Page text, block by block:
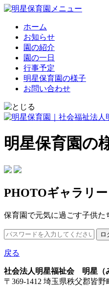
ホーム
お知らせ
園の紹介
園の一日
行事予定
明星保育園の様子
お問い合わせ
明星保育園の
PHOTOギャラリー
保育園で元気に過ごす子供た
戻る
社会法人明星福祉会 明星（
〒369-1412 埼玉県秩父郡皆野